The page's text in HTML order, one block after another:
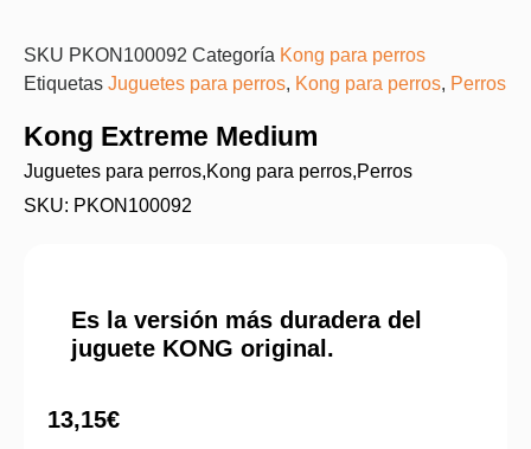
SKU PKON100092 Categoría Kong para perros
Etiquetas Juguetes para perros, Kong para perros, Perros
Kong Extreme Medium
Juguetes para perros,Kong para perros,Perros
SKU: PKON100092
Es la versión más duradera del
juguete KONG original.
13,15€